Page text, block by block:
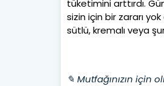
tüketimini arttırdı.
sizin için bir zararı
sütlü, kremalı veya
✎ Mutfağınızın için